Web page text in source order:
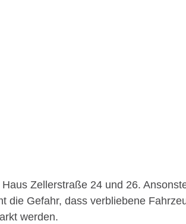
Zellerstraße 24 und 26.
die Gefahr, dass verbliebene
werden.